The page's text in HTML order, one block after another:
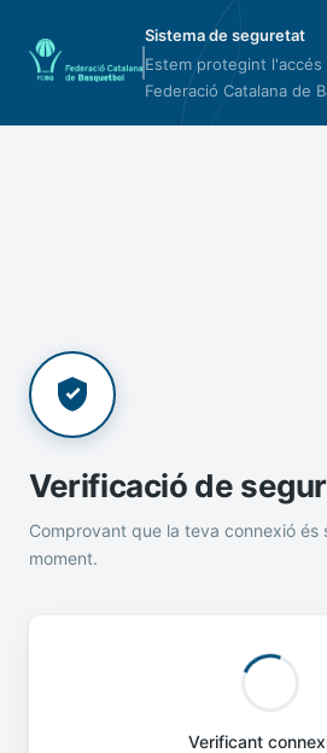
Sistema de seguretat
Estem protegint
Federació Catalana de
Verificació de
Comprovant que la teva connexió és
moment.
Verificant